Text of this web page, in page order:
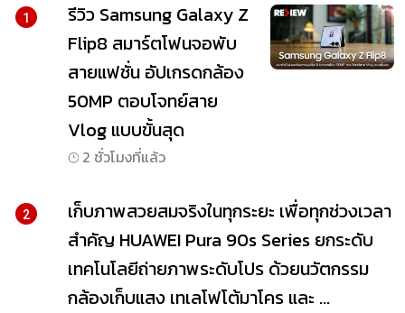
1
รีวิว Samsung Galaxy Z
Flip8 สมาร์ตโฟนจอพับ
สายแฟชั่น อัปเกรดกล้อง
50MP ตอบโจทย์สาย
Vlog แบบขั้นสุด
2 ชั่วโมงที่แล้ว
2
เก็บภาพสวยสมจริงในทุกระยะ เพื่อทุกช่วงเวลา
สำคัญ HUAWEI Pura 90s Series ยกระดับ
เทคโนโลยีถ่ายภาพระดับโปร ด้วยนวัตกรรม
กล้องเก็บแสง เทเลโฟโต้มาโคร และ ...